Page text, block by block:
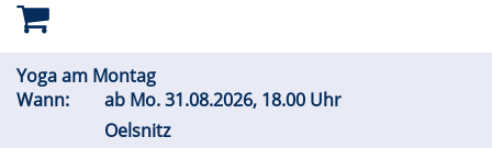
Yoga am Montag
Wann:
ab Mo.31.08.2026, 18.00 Uhr
Oelsnitz